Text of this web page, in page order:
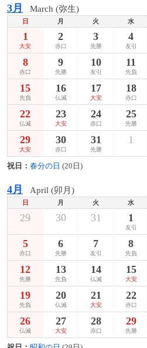
3月 March (弥生)
日 月 火 水
1
大安
2
赤口
3
先勝
4
友引
8
赤口
9
先勝
10
友引
11
先負
15
先負
16
仏滅
17
大安
18
赤口
22
仏滅
23
大安
24
赤口
25
先勝
29
大安
30
赤口
31
先勝
1
祝日： 春分の日 (20日)
4月 April (卯月)
日 月 火 水
29 30 31 1
友引
5
赤口
6
先勝
7
友引
8
先負
12
先勝
13
先負
14
仏滅
15
大安
19
先負
20
仏滅
21
大安
22
赤口
26
仏滅
27
大安
28
赤口
29
先勝